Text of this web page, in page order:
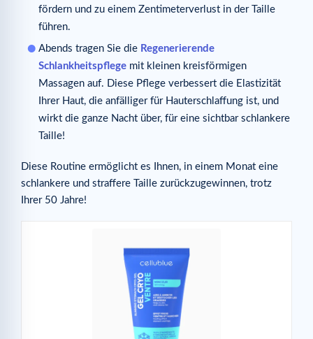
fördern und zu einem Zentimeterverlust in der Taille
führen.
Abends tragen Sie die Regenerierende
Schlankheitspflege mit kleinen kreisförmigen
Massagen auf. Diese Pflege verbessert die Elastizität
Ihrer Haut, die anfälliger für Hauterschlaffung ist, und
wirkt die ganze Nacht über, für eine sichtbar schlankere
Taille!
Diese Routine ermöglicht es Ihnen, in einem Monat eine
schlankere und straffere Taille zurückzugewinnen, trotz
Ihrer 50 Jahre!